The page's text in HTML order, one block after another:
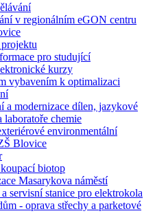
v regionálním eGON centru
pro studující
kurzy
vybavením k optimalizaci
a modernizace dílen, jazykové
laboratoře chemie
environmentální
Blovice
biotop
Masarykova náměstí
servisní stanice pro elektrokola
- oprava střechy a parketové